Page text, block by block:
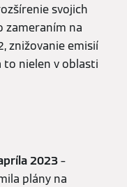
svojich
zameraním na
znižovanie emisií
to nielen v oblasti
2023–
plány na